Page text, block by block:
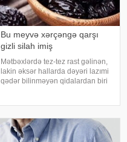
Bu meyvə xərçəngə qarşı
gizli silah imiş
Mətbəxlərdə tez-tez rast gəlinən,
lakin əksər hallarda dəyəri lazımi
qədər bilinməyən qidalardan biri
olunan bu meyvə, əslində, zəngi